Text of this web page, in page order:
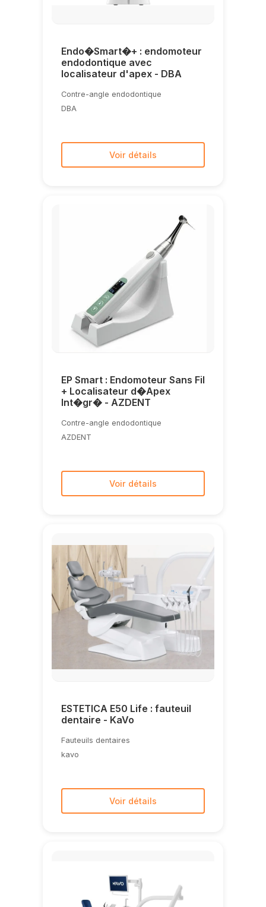
Endo�Smart�+ : endomoteur
endodontique avec
localisateur d'apex - DBA
Contre-angle endodontique
DBA
Voir détails
EP Smart : Endomoteur Sans Fil
+ Localisateur d�Apex
Int�gr� - AZDENT
Contre-angle endodontique
AZDENT
Voir détails
ESTETICA E50 Life : fauteuil
dentaire - KaVo
Fauteuils dentaires
kavo
Voir détails